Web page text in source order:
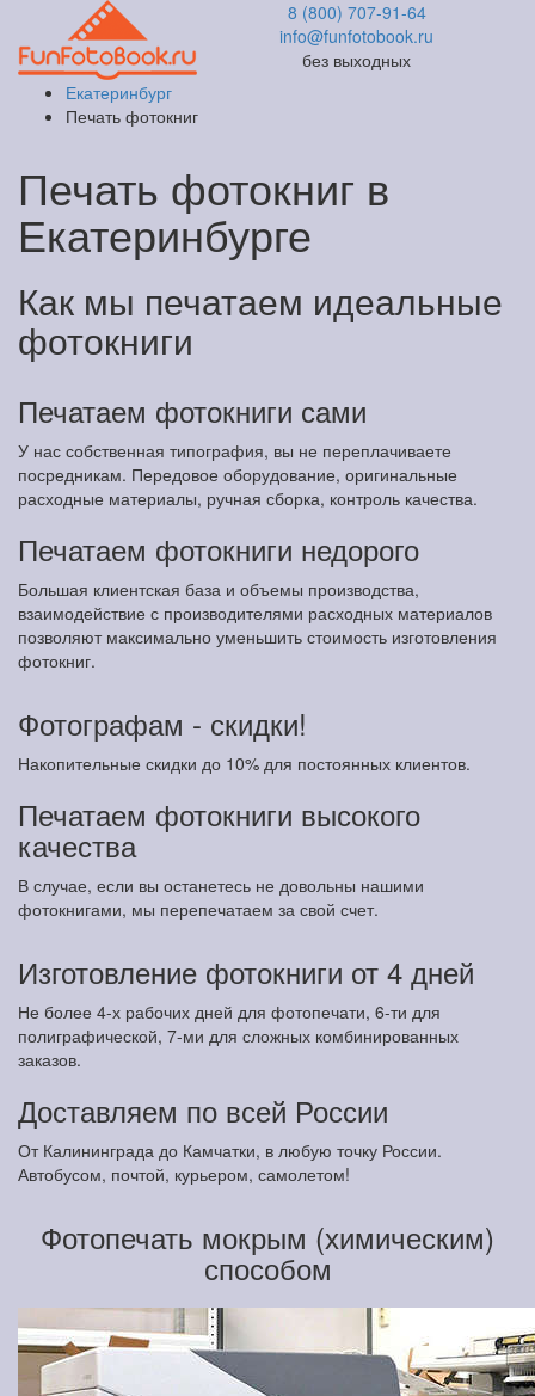
8 (800) 707-91-64
info@funfotobook.ru
без выходных
Екатеринбург
Печать фотокниг
Печать фотокниг в
Екатеринбурге
Как мы печатаем идеальные
фотокниги
Печатаем фотокниги сами
У нас собственная типография, вы не переплачиваете
посредникам. Передовое оборудование, оригинальные
расходные материалы, ручная сборка, контроль качества.
Печатаем фотокниги недорого
Большая клиентская база и объемы производства,
взаимодействие с производителями расходных материалов
позволяют максимально уменьшить стоимость изготовления
фотокниг.
Фотографам - скидки!
Накопительные скидки до 10% для постоянных клиентов.
Печатаем фотокниги высокого
качества
В случае, если вы останетесь не довольны нашими
фотокнигами, мы перепечатаем за свой счет.
Изготовление фотокниги от 4 дней
Не более 4-х рабочих дней для фотопечати, 6-ти для
полиграфической, 7-ми для сложных комбинированных
заказов.
Доставляем по всей России
От Калининграда до Камчатки, в любую точку России.
Автобусом, почтой, курьером, самолетом!
Фотопечать мокрым (химическим)
способом